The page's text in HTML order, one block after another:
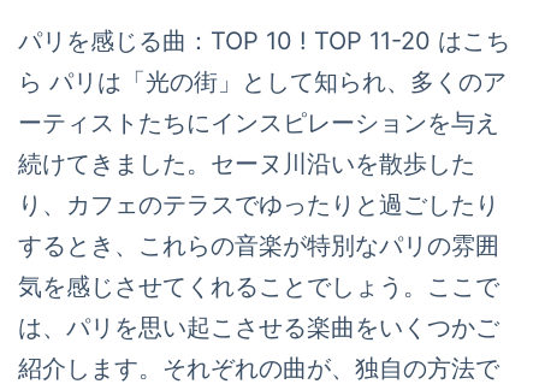
パリを感じる曲：TOP 10 ! TOP 11-20 はこち
ら パリは「光の街」として知られ、多くのア
ーティストたちにインスピレーションを与え
続けてきました。セーヌ川沿いを散歩した
り、カフェのテラスでゆったりと過ごしたり
するとき、これらの音楽が特別なパリの雰囲
気を感じさせてくれることでしょう。ここで
は、パリを思い起こさせる楽曲をいくつかご
紹介します。それぞれの曲が、独自の方法で